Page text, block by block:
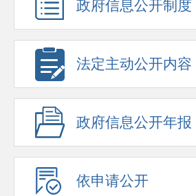
政府信息公开制度
法定主动公开内容
政府信息公开年报
依申请公开